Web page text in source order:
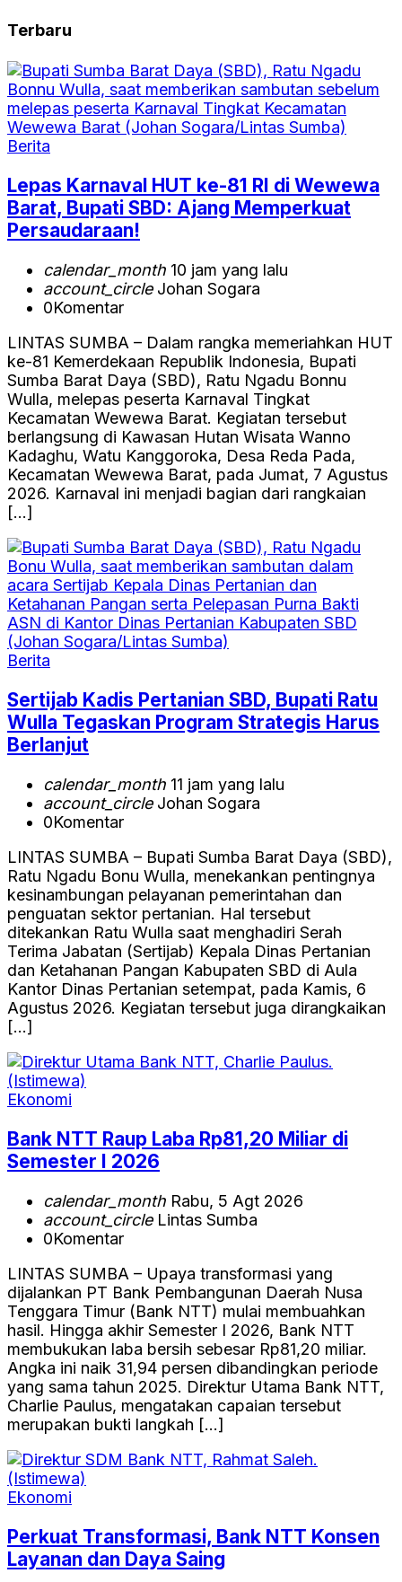
Terbaru
Berita
Lepas Karnaval HUT ke-81 RI di Wewewa
Barat, Bupati SBD: Ajang Memperkuat
Persaudaraan!
calendar_month 10 jam yang lalu
account_circleJohan Sogara
0Komentar
LINTAS SUMBA – Dalam rangka memeriahkan HUT
ke-81 Kemerdekaan Republik Indonesia, Bupati
Sumba Barat Daya (SBD), Ratu Ngadu Bonnu
Wulla, melepas peserta Karnaval Tingkat
Kecamatan Wewewa Barat. Kegiatan tersebut
berlangsung di Kawasan Hutan Wisata Wanno
Kadaghu, Watu Kanggoroka, Desa Reda Pada,
Kecamatan Wewewa Barat, pada Jumat, 7 Agustus
2026. Karnaval ini menjadi bagian dari rangkaian
[…]
Berita
Sertijab Kadis Pertanian SBD, Bupati Ratu
Wulla Tegaskan Program Strategis Harus
Berlanjut
calendar_month 11 jam yang lalu
account_circleJohan Sogara
0Komentar
LINTAS SUMBA – Bupati Sumba Barat Daya (SBD),
Ratu Ngadu Bonu Wulla, menekankan pentingnya
kesinambungan pelayanan pemerintahan dan
penguatan sektor pertanian. Hal tersebut
ditekankan Ratu Wulla saat menghadiri Serah
Terima Jabatan (Sertijab) Kepala Dinas Pertanian
dan Ketahanan Pangan Kabupaten SBD di Aula
Kantor Dinas Pertanian setempat, pada Kamis, 6
Agustus 2026. Kegiatan tersebut juga dirangkaikan
[…]
Ekonomi
Bank NTT Raup Laba Rp81,20 Miliar di
Semester I 2026
calendar_month Rabu, 5 Agt 2026
account_circleLintas Sumba
0Komentar
LINTAS SUMBA – Upaya transformasi yang
dijalankan PT Bank Pembangunan Daerah Nusa
Tenggara Timur (Bank NTT) mulai membuahkan
hasil. Hingga akhir Semester I 2026, Bank NTT
membukukan laba bersih sebesar Rp81,20 miliar.
Angka ini naik 31,94 persen dibandingkan periode
yang sama tahun 2025. Direktur Utama Bank NTT,
Charlie Paulus, mengatakan capaian tersebut
merupakan bukti langkah […]
Ekonomi
Perkuat Transformasi, Bank NTT Konsen
Layanan dan Daya Saing